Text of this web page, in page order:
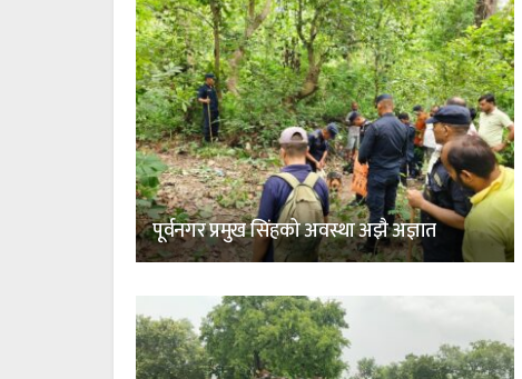
पूर्वनगर प्रमुख सिंहको अवस्था अझै अज्ञात